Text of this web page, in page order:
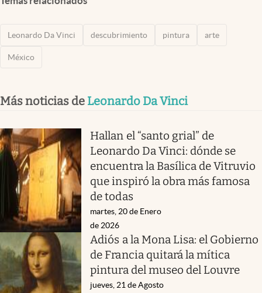
Leonardo Da Vinci descubrimiento pintura arte
México
Más noticias de Leonardo Da Vinci
Hallan el “santo grial” de
Leonardo Da Vinci: dónde se
encuentra la Basílica de Vitruvio
que inspiró la obra más famosa
de todas
martes, 20 de Enero
de 2026
Adiós a la Mona Lisa: el Gobierno
de Francia quitará la mítica
pintura del museo del Louvre
jueves, 21 de Agosto